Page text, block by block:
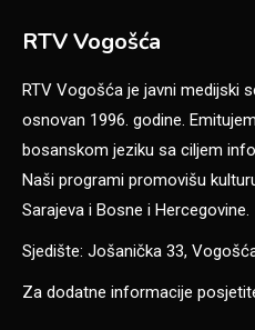
RTV Vogošća
RTV Vogošća je javni medijski
osnovan 1996. godine.
bosanskom jeziku sa ciljem
Naši programi promovišu
Sarajeva i Bosne i Hercegovine.
Sjedište: Jošanička 33,
Za dodatne informacije